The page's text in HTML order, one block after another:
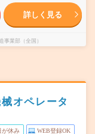
詳しく見る
業部（全国）
オペレータ
が休み WEB登録OK